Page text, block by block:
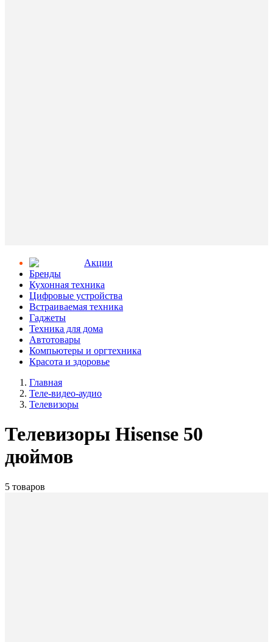
Aкции
Бренды
Кухонная техника
Цифровые устройства
Встраиваемая техника
Гаджеты
Техника для дома
Автотовары
Компьютеры и оргтехника
Красота и здоровье
Главная
Теле-видео-аудио
Телевизоры
Телевизоры Hisense 50
дюймов
5 товаров